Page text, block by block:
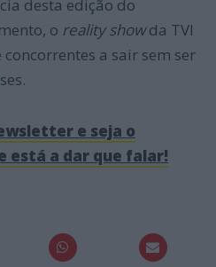
desta edição do
o reality showda TVI
a sair sem ser
e seja o
está a dar que falar!